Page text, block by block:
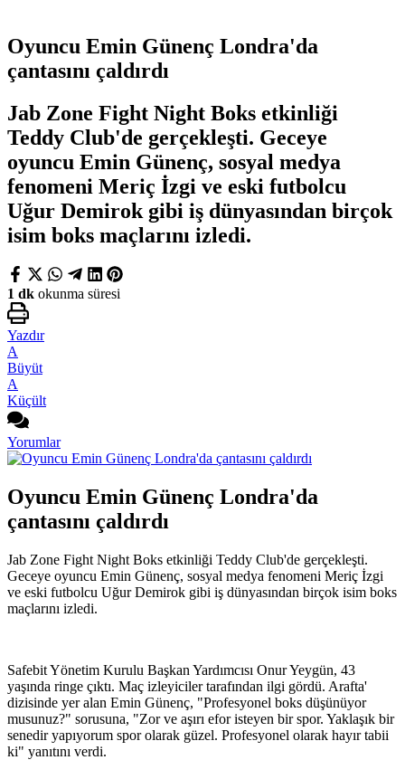
Oyuncu Emin Günenç Londra'da
çantasını çaldırdı
Jab Zone Fight Night Boks etkinliği
Teddy Club'de gerçekleşti. Geceye
oyuncu Emin Günenç, sosyal medya
fenomeni Meriç İzgi ve eski futbolcu
Uğur Demirok gibi iş dünyasından birçok
isim boks maçlarını izledi.
1 dk okunma süresi
Yazdır
A
Büyüt
A
Küçült
Yorumlar
Oyuncu Emin Günenç Londra'da
çantasını çaldırdı
Jab Zone Fight Night Boks etkinliği Teddy Club'de gerçekleşti.
Geceye oyuncu Emin Günenç, sosyal medya fenomeni Meriç İzgi
ve eski futbolcu Uğur Demirok gibi iş dünyasından birçok isim boks
maçlarını izledi.
Safebit Yönetim Kurulu Başkan Yardımcısı Onur Yeygün, 43
yaşında ringe çıktı. Maç izleyiciler tarafından ilgi gördü. Arafta'
dizisinde yer alan Emin Günenç, "Profesyonel boks düşünüyor
musunuz?" sorusuna, "Zor ve aşırı efor isteyen bir spor. Yaklaşık bir
senedir yapıyorum spor olarak güzel. Profesyonel olarak hayır tabii
ki" yanıtını verdi.